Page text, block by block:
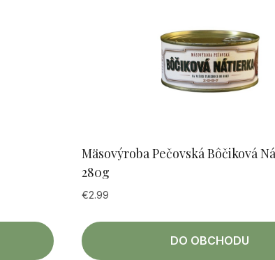
Mäsovýroba Pečovská Bôčiková
280g
€2.99
DO OBCHODU